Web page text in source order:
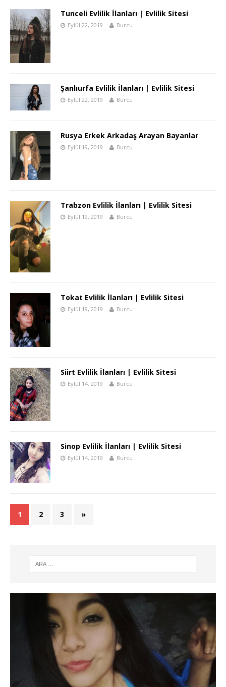
Tunceli Evlilik İlanları | Evlilik Sitesi
Eylül 22, 2019 Burcu
Şanlıurfa Evlilik İlanları | Evlilik Sitesi
Eylül 22, 2019 Burcu
Rusya Erkek Arkadaş Arayan Bayanlar
Eylül 19, 2019 Burcu
Trabzon Evlilik İlanları | Evlilik Sitesi
Eylül 19, 2019 Burcu
Tokat Evlilik İlanları | Evlilik Sitesi
Eylül 19, 2019 Burcu
Siirt Evlilik İlanları | Evlilik Sitesi
Eylül 14, 2019 Burcu
Sinop Evlilik İlanları | Evlilik Sitesi
Eylül 14, 2019 Burcu
1 2 3 »